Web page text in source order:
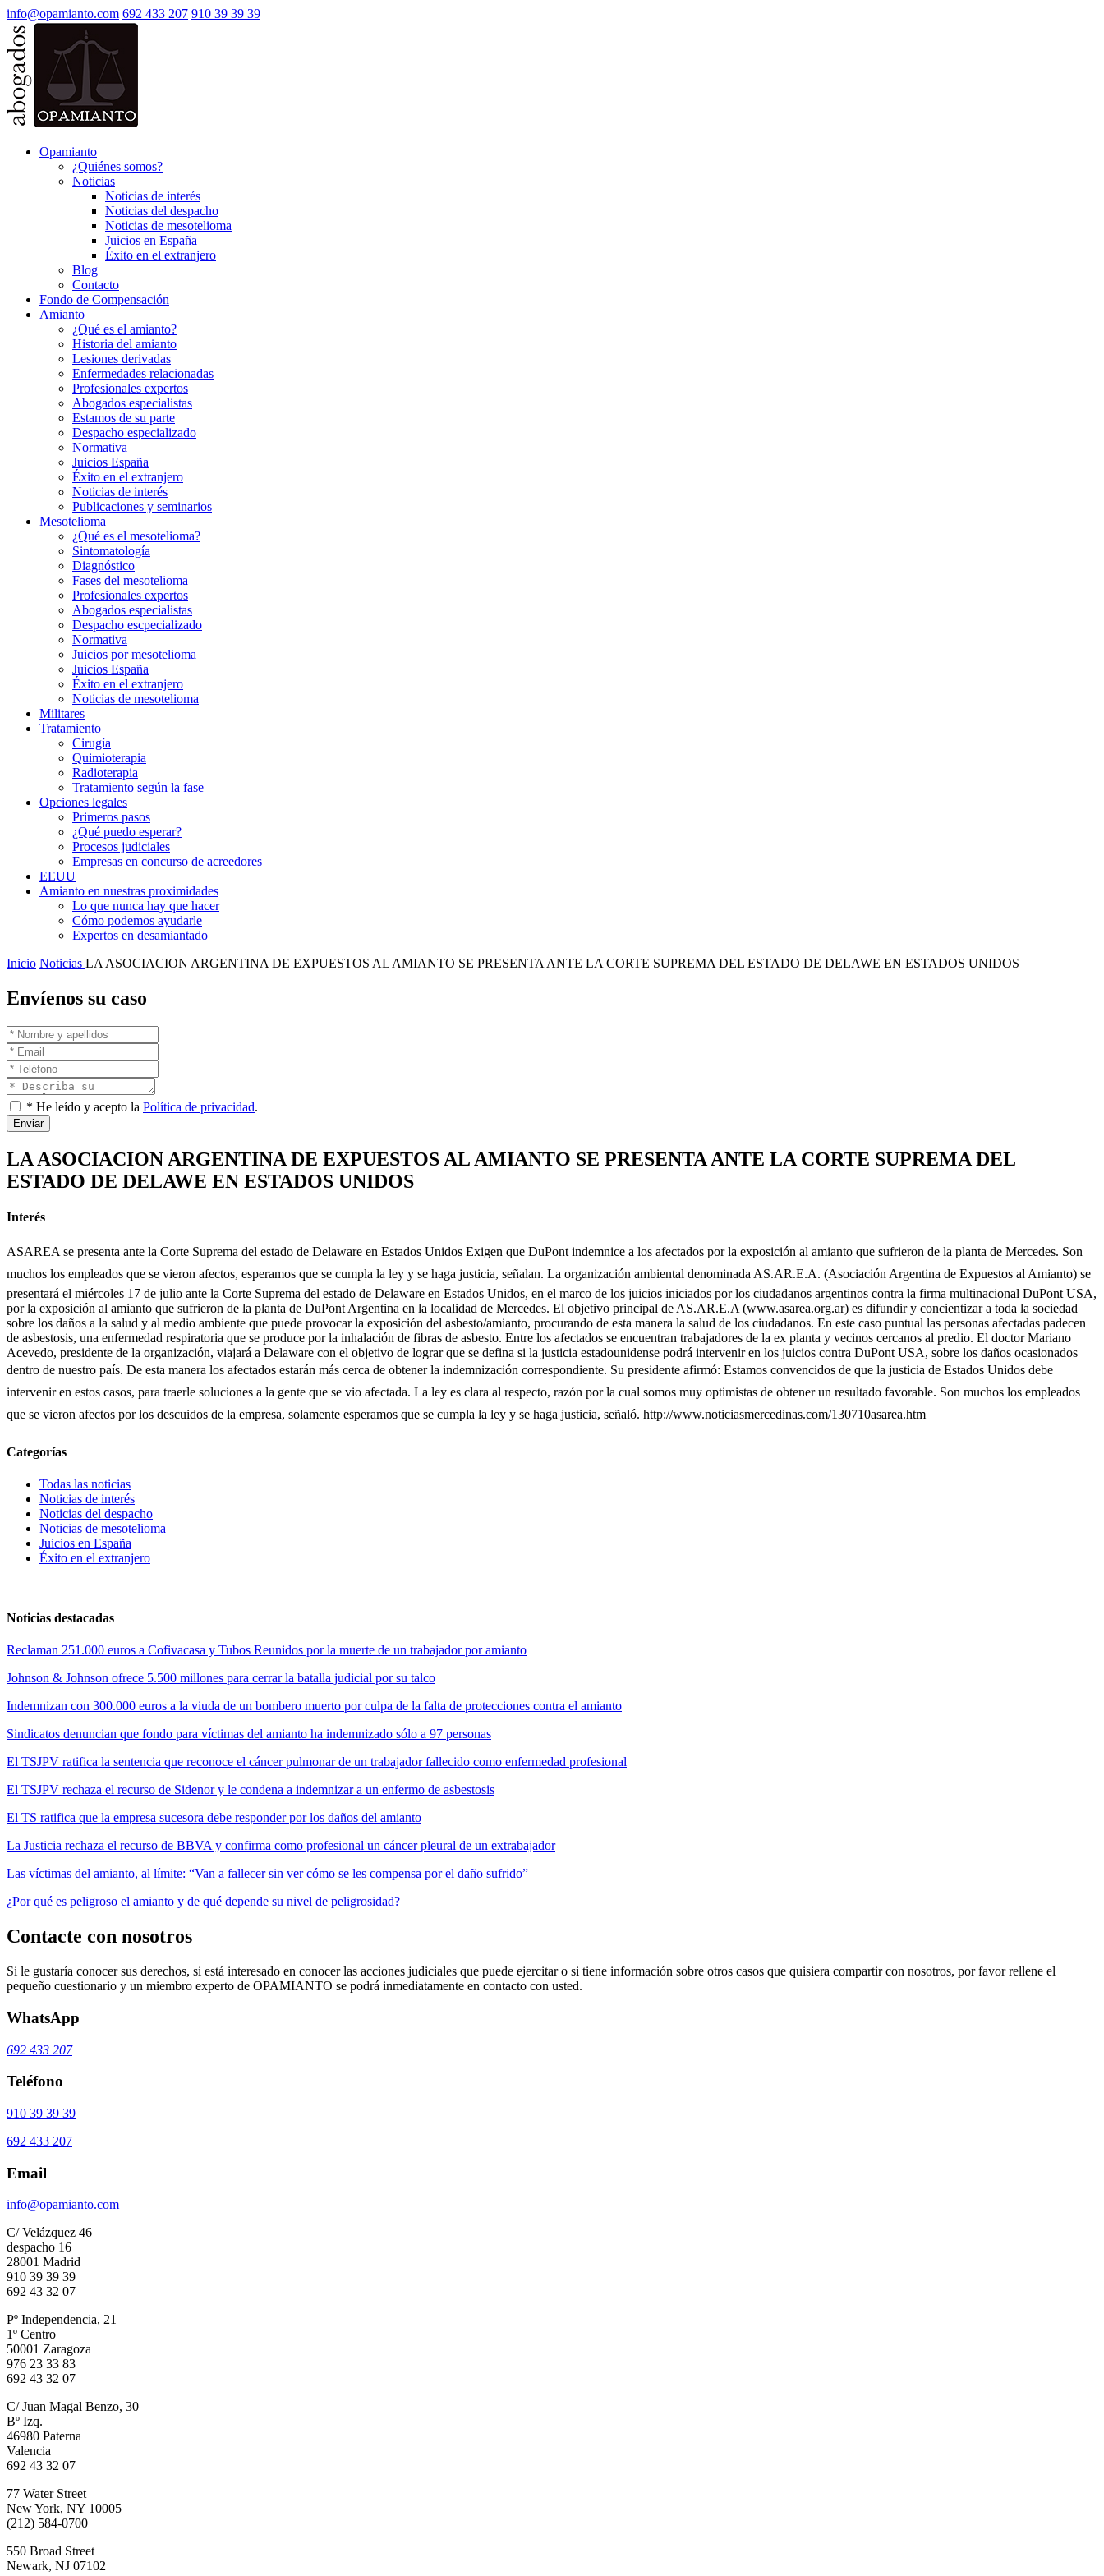
info@opamianto.com 692 433 207 910 39 39 39
Opamianto
¿Quiénes somos?
Noticias
Noticias de interés
Noticias del despacho
Noticias de mesotelioma
Juicios en España
Éxito en el extranjero
Blog
Contacto
Fondo de Compensación
Amianto
¿Qué es el amianto?
Historia del amianto
Lesiones derivadas
Enfermedades relacionadas
Profesionales expertos
Abogados especialistas
Estamos de su parte
Despacho especializado
Normativa
Juicios España
Éxito en el extranjero
Noticias de interés
Publicaciones y seminarios
Mesotelioma
¿Qué es el mesotelioma?
Sintomatología
Diagnóstico
Fases del mesotelioma
Profesionales expertos
Abogados especialistas
Despacho escpecializado
Normativa
Juicios por mesotelioma
Juicios España
Éxito en el extranjero
Noticias de mesotelioma
Militares
Tratamiento
Cirugía
Quimioterapia
Radioterapia
Tratamiento según la fase
Opciones legales
Primeros pasos
¿Qué puedo esperar?
Procesos judiciales
Empresas en concurso de acreedores
EEUU
Amianto en nuestras proximidades
Lo que nunca hay que hacer
Cómo podemos ayudarle
Expertos en desamiantado
Inicio Noticias LA ASOCIACION ARGENTINA DE EXPUESTOS AL AMIANTO SE PRESENTA ANTE LA CORTE SUPREMA DEL ESTADO DE DELAWE EN ESTADOS UNIDOS
Envíenos su caso
* He leído y acepto la Política de privacidad.
Enviar
LA ASOCIACION ARGENTINA DE EXPUESTOS AL AMIANTO SE PRESENTA ANTE LA CORTE SUPREMA DEL
ESTADO DE DELAWE EN ESTADOS UNIDOS
Interés
ASAREA se presenta ante la Corte Suprema del estado de Delaware en Estados Unidos Exigen que DuPont indemnice a los afectados por la exposición al amianto que sufrieron de la planta de Mercedes. Son
muchos los empleados que se vieron afectos, esperamos que se cumpla la ley y se haga justicia, señalan. La organización ambiental denominada AS.AR.E.A. (Asociación Argentina de Expuestos al Amianto) se
presentará el miércoles 17 de julio ante la Corte Suprema del estado de Delaware en Estados Unidos, en el marco de los juicios iniciados por los ciudadanos argentinos contra la firma multinacional DuPont USA,
por la exposición al amianto que sufrieron de la planta de DuPont Argentina en la localidad de Mercedes. El objetivo principal de AS.AR.E.A (www.asarea.org.ar) es difundir y concientizar a toda la sociedad
sobre los daños a la salud y al medio ambiente que puede provocar la exposición del asbesto/amianto, procurando de esta manera la salud de los ciudadanos. En este caso puntual las personas afectadas padecen
de asbestosis, una enfermedad respiratoria que se produce por la inhalación de fibras de asbesto. Entre los afectados se encuentran trabajadores de la ex planta y vecinos cercanos al predio. El doctor Mariano
Acevedo, presidente de la organización, viajará a Delaware con el objetivo de lograr que se defina si la justicia estadounidense podrá intervenir en los juicios contra DuPont USA, sobre los daños ocasionados
dentro de nuestro país. De esta manera los afectados estarán más cerca de obtener la indemnización correspondiente. Su presidente afirmó: Estamos convencidos de que la justicia de Estados Unidos debe
intervenir en estos casos, para traerle soluciones a la gente que se vio afectada. La ley es clara al respecto, razón por la cual somos muy optimistas de obtener un resultado favorable. Son muchos los empleados
que se vieron afectos por los descuidos de la empresa, solamente esperamos que se cumpla la ley y se haga justicia, señaló. http://www.noticiasmercedinas.com/130710asarea.htm
Categorías
Todas las noticias
Noticias de interés
Noticias del despacho
Noticias de mesotelioma
Juicios en España
Éxito en el extranjero
Noticias destacadas
Reclaman 251.000 euros a Cofivacasa y Tubos Reunidos por la muerte de un trabajador por amianto
Johnson & Johnson ofrece 5.500 millones para cerrar la batalla judicial por su talco
Indemnizan con 300.000 euros a la viuda de un bombero muerto por culpa de la falta de protecciones contra el amianto
Sindicatos denuncian que fondo para víctimas del amianto ha indemnizado sólo a 97 personas
El TSJPV ratifica la sentencia que reconoce el cáncer pulmonar de un trabajador fallecido como enfermedad profesional
El TSJPV rechaza el recurso de Sidenor y le condena a indemnizar a un enfermo de asbestosis
El TS ratifica que la empresa sucesora debe responder por los daños del amianto
La Justicia rechaza el recurso de BBVA y confirma como profesional un cáncer pleural de un extrabajador
Las víctimas del amianto, al límite: “Van a fallecer sin ver cómo se les compensa por el daño sufrido”
¿Por qué es peligroso el amianto y de qué depende su nivel de peligrosidad?
Contacte con nosotros
Si le gustaría conocer sus derechos, si está interesado en conocer las acciones judiciales que puede ejercitar o si tiene información sobre otros casos que quisiera compartir con nosotros, por favor rellene el
pequeño cuestionario y un miembro experto de OPAMIANTO se podrá inmediatamente en contacto con usted.
WhatsApp
692 433 207
Teléfono
910 39 39 39
692 433 207
Email
info@opamianto.com
C/ Velázquez 46
despacho 16
28001 Madrid
910 39 39 39
692 43 32 07
Pº Independencia, 21
1º Centro
50001 Zaragoza
976 23 33 83
692 43 32 07
C/ Juan Magal Benzo, 30
Bº Izq.
46980 Paterna
Valencia
692 43 32 07
77 Water Street
New York, NY 10005
(212) 584-0700
550 Broad Street
Newark, NJ 07102